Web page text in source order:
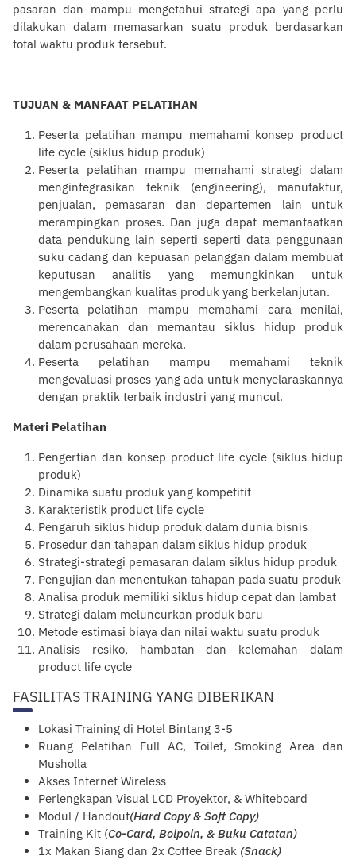
pasaran dan mampu mengetahui strategi apa yang perlu
dilakukan dalam memasarkan suatu produk berdasarkan
total waktu produk tersebut.
TUJUAN & MANFAAT PELATIHAN
Peserta pelatihan mampu memahami konsep product
life cycle (siklus hidup produk)
Peserta pelatihan mampu memahami strategi dalam
mengintegrasikan teknik (engineering), manufaktur,
penjualan, pemasaran dan departemen lain untuk
merampingkan proses. Dan juga dapat memanfaatkan
data pendukung lain seperti seperti data penggunaan
suku cadang dan kepuasan pelanggan dalam membuat
keputusan analitis yang memungkinkan untuk
mengembangkan kualitas produk yang berkelanjutan.
Peserta pelatihan mampu memahami cara menilai,
merencanakan dan memantau siklus hidup produk
dalam perusahaan mereka.
Peserta pelatihan mampu memahami teknik
mengevaluasi proses yang ada untuk menyelaraskannya
dengan praktik terbaik industri yang muncul.
Materi Pelatihan
Pengertian dan konsep product life cycle (siklus hidup
produk)
Dinamika suatu produk yang kompetitif
Karakteristik product life cycle
Pengaruh siklus hidup produk dalam dunia bisnis
Prosedur dan tahapan dalam siklus hidup produk
Strategi-strategi pemasaran dalam siklus hidup produk
Pengujian dan menentukan tahapan pada suatu produk
Analisa produk memiliki siklus hidup cepat dan lambat
Strategi dalam meluncurkan produk baru
Metode estimasi biaya dan nilai waktu suatu produk
Analisis resiko, hambatan dan kelemahan dalam
product life cycle
FASILITAS TRAINING YANG DIBERIKAN
Lokasi Training di Hotel Bintang 3-5
Ruang Pelatihan Full AC, Toilet, Smoking Area dan
Musholla
Akses Internet Wireless
Perlengkapan Visual LCD Proyektor, & Whiteboard
Modul / Handout(Hard Copy & Soft Copy)
Training Kit (Co-Card, Bolpoin, & Buku Catatan)
1x Makan Siang dan 2x Coffee Break (Snack)